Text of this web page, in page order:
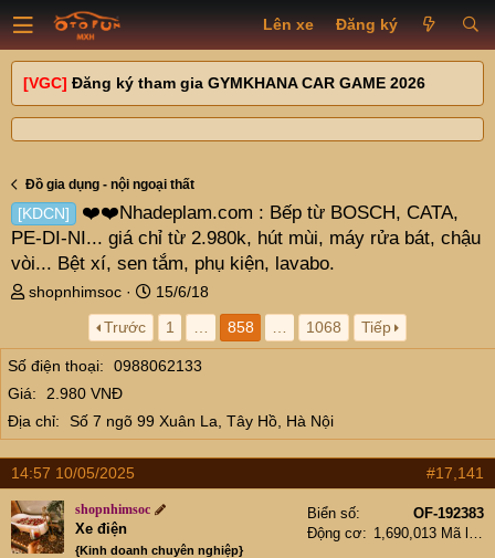
Lên xe Đăng ký
[VGC] Đăng ký tham gia GYMKHANA CAR GAME 2026
Đồ gia dụng - nội ngoại thất
[KDCN]
❤️❤️Nhadeplam.com : Bếp từ BOSCH, CATA,
PE-DI-NI... giá chỉ từ 2.980k, hút mùi, máy rửa bát, chậu
vòi... Bệt xí, sen tắm, phụ kiện, lavabo.
T
e
a
d
s
t
a
r
t
e
r
shopnhimsoc
N
g
y
g
15/6/18
Trước
1 858 1068 Tiếp
Số điện thoại
0988062133
Giá
2.980 VNĐ
Địa chỉ
Số 7 ngõ 99 Xuân La, Tây Hồ, Hà Nội
14:57 10/05/2025 #17,141
shopnhimsoc
Xe điện
{Kinh doanh chuyên nghiệp}
Biển số
OF-192383
Động cơ
1,690,013 Mã lực